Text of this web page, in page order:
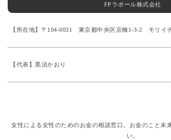
FPラポール株式会社
【所在地】〒104-0031 東京都中央区京橋1-3-2 モリイ
【代表】黒須かおり
女性による女性のためのお金の相談窓口。お金のこと未
い。